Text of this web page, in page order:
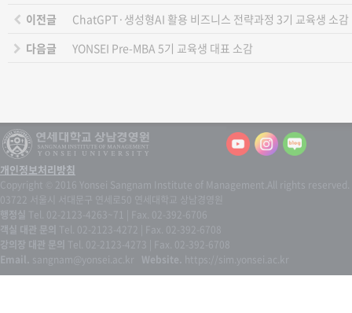
이전글
ChatGPT·생성형AI 활용 비즈니스 전략과정 3기 교육생 소감
다음글
YONSEI Pre-MBA 5기 교육생 대표 소감
개인정보처리방침
Copyright © 2016 Yonsei Sangnam Institute of Management.All rights reserved.
03722 서울시 서대문구 연세로50 연세대학교 상남경영원
행정실 Tel. 02-2123-4263~71 | Fax. 02-392-6706
객실 대관 문의 Tel. 02-2123-4272 | Fax. 02-392-6708
강의장 대관 문의 Tel. 02-2123-4273 | Fax. 02-392-6708
Email. sangnam@yonsei.ac.kr Website. https://sim.yonsei.ac.kr